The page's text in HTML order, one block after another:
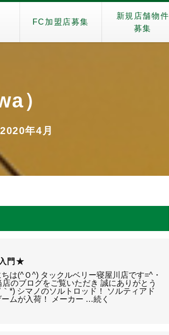
FC加盟店募集
新規店舗物件
募集
）
年4月
門★
は(^Ｏ^) タックルベリー寝屋川店です=^・
のブログをご覧いただき 誠にありがとう
*) シマノのソルトロッド！ ソルティアド
ムが入荷！ メーカー …続く